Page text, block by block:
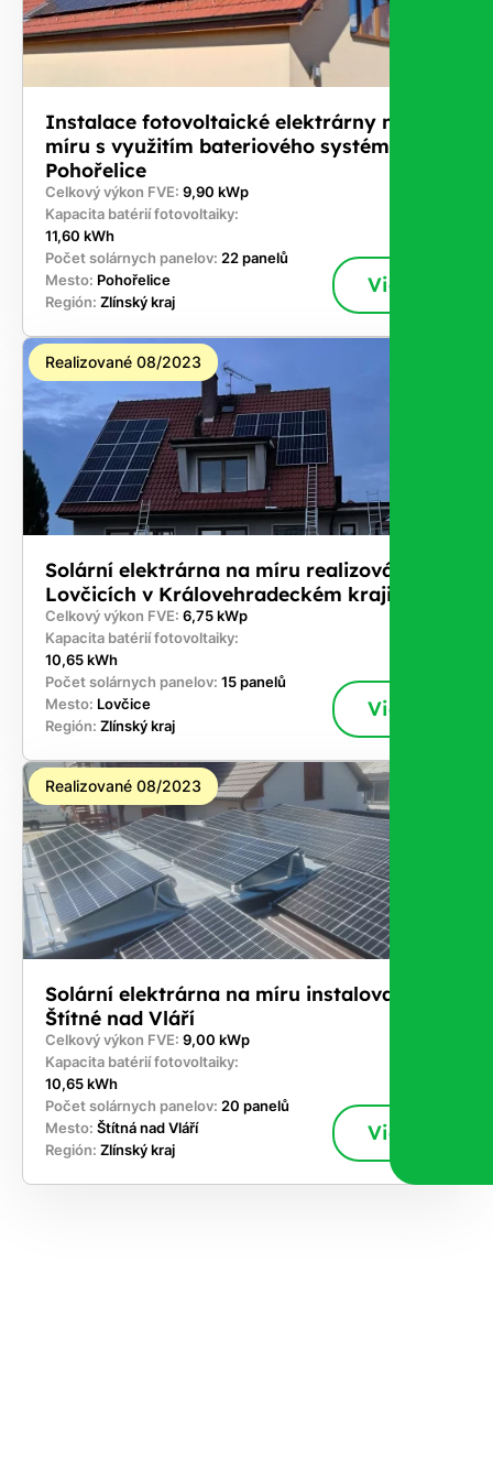
Instalace fotovoltaické elektrárny na
míru s využitím bateriového systému -
Pohořelice
Celkový výkon FVE: 9,90 kWp
Kapacita batérií fotovoltaiky:
11,60 kWh
Počet solárnych panelov: 22 panelů
Mesto: Pohořelice
Región: Zlínský kraj
Viac
Realizované 08/2023
Solární elektrárna na míru realizována v
Lovčicích v Královehradeckém kraji
Celkový výkon FVE: 6,75 kWp
Kapacita batérií fotovoltaiky:
10,65 kWh
Počet solárnych panelov: 15 panelů
Mesto: Lovčice
Región: Zlínský kraj
Viac
Realizované 08/2023
Solární elektrárna na míru instalovaná v
Štítné nad Vláří
Celkový výkon FVE: 9,00 kWp
Kapacita batérií fotovoltaiky:
10,65 kWh
Počet solárnych panelov: 20 panelů
Mesto: Štítná nad Vláří
Región: Zlínský kraj
Viac